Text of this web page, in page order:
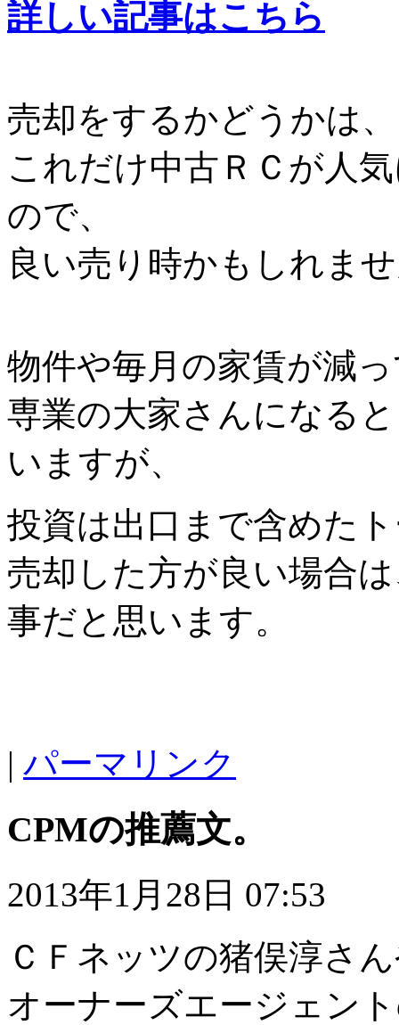
詳しい記事はこちら
売却をするかどうかは
これだけ中古ＲＣが人
ので、
良い売り時かもしれま
物件や毎月の家賃が減
専業の大家さんになる
いますが、
投資は出口まで含めた
売却した方が良い場合
事だと思います。
| パーマリンク
CPMの推薦文。
2013年1月28日 07:53
ＣＦネッツの猪俣淳さ
オーナーズエージェン